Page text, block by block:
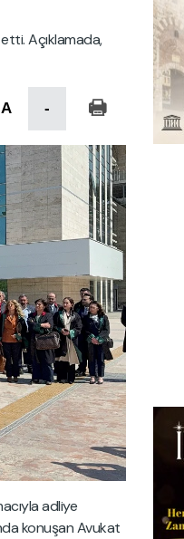
Açıklamada,
A -
adliye
konuşan Avukat